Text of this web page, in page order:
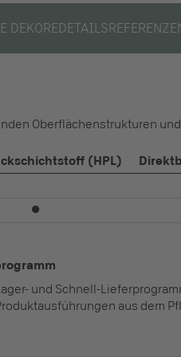
DEKOREDETAILS
Oberflächenstrukturen
(HPL)
⏺
und Schnell-
aus dem